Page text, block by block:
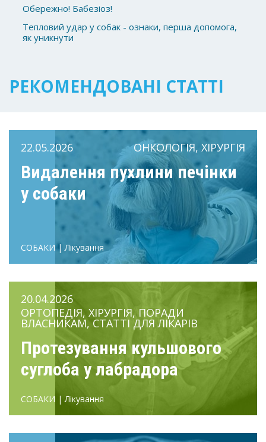
Обережно! Бабезіоз!
Тепловий удар у собак - ознаки, перша допомога,
як уникнути
РЕКОМЕНДОВАНІ СТАТТІ
22.05.2026 ОНКОЛОГІЯ, ХІРУРГІЯ
Видалення пухлини печінки
у собаки
СОБАКИ | Лікування
20.04.2026
ОРТОПЕДІЯ, ХІРУРГІЯ, ПОРАДИ
ВЛАСНИКАМ, СТАТТІ ДЛЯ ЛІКАРІВ
Протезування кульшового
суглоба у лабрадора
СОБАКИ | Лікування